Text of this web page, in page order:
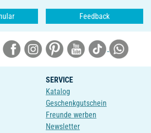
Feedback
SERVICE
Katalog
Geschenkgutschein
Freunde werben
Newsletter